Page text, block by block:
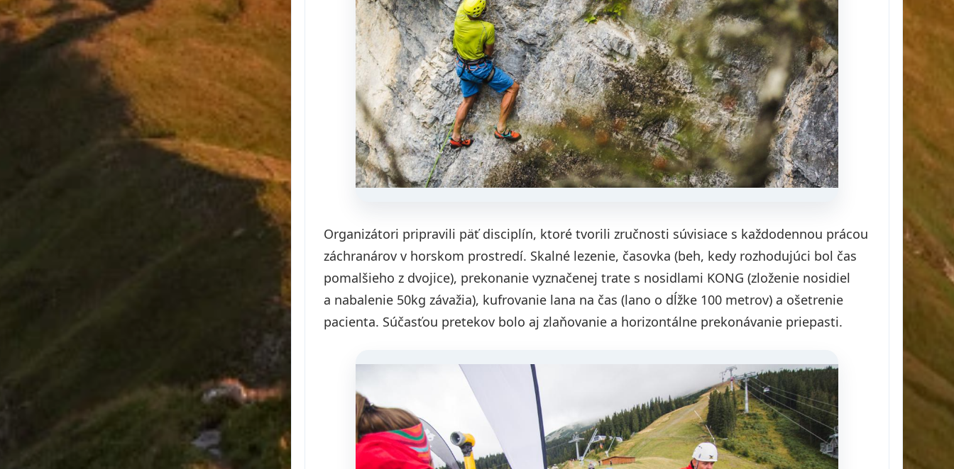
Organizátori pripravili päť disciplín, ktoré tvorili zručnosti súvisiace s každodennou prácou
záchranárov v horskom prostredí. Skalné lezenie, časovka (beh, kedy rozhodujúci bol čas
pomalšieho z dvojice), prekonanie vyznačenej trate s nosidlami KONG (zloženie nosidiel
a nabalenie 50kg závažia), kufrovanie lana na čas (lano o dĺžke 100 metrov) a ošetrenie
pacienta. Súčasťou pretekov bolo aj zlaňovanie a horizontálne prekonávanie priepasti.